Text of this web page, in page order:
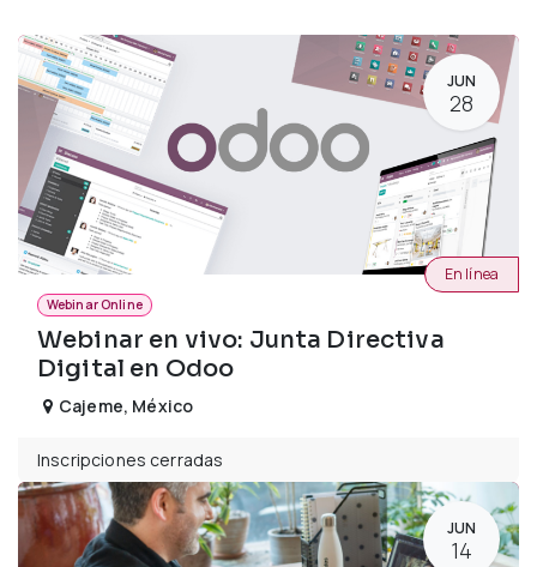
JUN
28
Webinar Online
Webinar en vivo: Junta Directiva
Digital en Odoo
En línea
Cajeme, México
Inscripciones cerradas
JUN
14